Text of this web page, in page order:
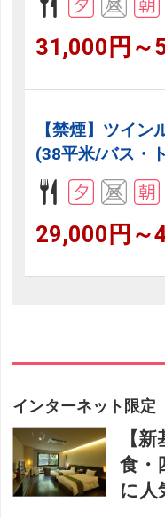
31,000円～
【禁煙】ツイ
(38平米/バス・
29,000円～
インターネット限定
【
食・
に人